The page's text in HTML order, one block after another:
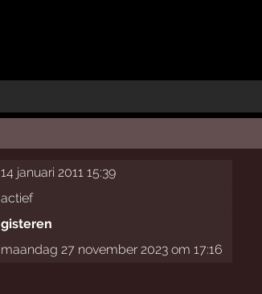
14 januari 2011 15:39
actief
gisteren
maandag 27 november 2023 om 17:16